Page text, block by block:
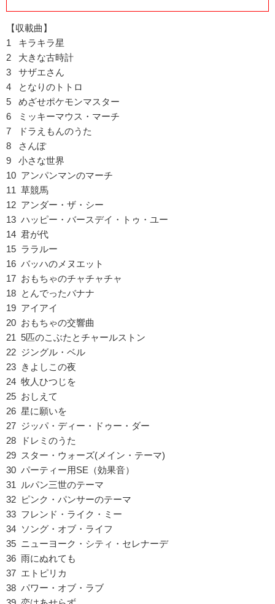
【収載曲】
1 キラキラ星
2 大きな古時計
3 サザエさん
4 となりのトトロ
5 めざせポケモンマスター
6 ミッキーマウス・マーチ
7 ドラえもんのうた
8 さんぽ
9 小さな世界
10 アンパンマンのマーチ
11 草競馬
12 アンダー・ザ・シー
13 ハッピー・バースデイ・トゥ・ユー
14 君が代
15 ララルー
16 バッハのメヌエット
17 おもちゃのチャチャチャ
18 とんでったバナナ
19 アイアイ
20 おもちゃの交響曲
21 5匹のこぶたとチャールストン
22 ジングル・ベル
23 きよしこの夜
24 牧人ひつじを
25 おしえて
26 星に願いを
27 ジッパ・ディー・ドゥー・ダー
28 ドレミのうた
29 スター・ウォーズ(メイン・テーマ)
30 パーティー用SE（効果音）
31 ルパン三世のテーマ
32 ピンク・パンサーのテーマ
33 フレンド・ライク・ミー
34 ソング・オブ・ライフ
35 ニューヨーク・シティ・セレナーデ
36 雨にぬれても
37 エトピリカ
38 パワー・オブ・ラブ